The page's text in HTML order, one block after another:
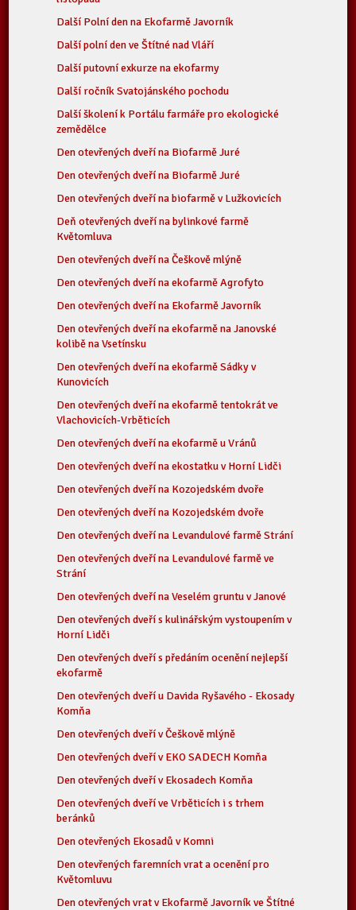
Další Polní den na Ekofarmě Javorník
Další polní den ve Štítné nad Vláří
Další putovní exkurze na ekofarmy
Další ročník Svatojánského pochodu
Další školení k Portálu farmáře pro ekologické
zemědělce
Den otevřených dveří na Biofarmě Juré
Den otevřených dveří na Biofarmě Juré
Den otevřených dveří na biofarmě v Lužkovicích
Deň otevřených dveří na bylinkové farmě
Květomluva
Den otevřených dveří na Češkově mlýně
Den otevřených dveří na ekofarmě Agrofyto
Den otevřených dveří na Ekofarmě Javorník
Den otevřených dveří na ekofarmě na Janovské
kolibě na Vsetínsku
Den otevřených dveří na ekofarmě Sádky v
Kunovicích
Den otevřených dveří na ekofarmě tentokrát ve
Vlachovicích-Vrběticích
Den otevřených dveří na ekofarmě u Vránů
Den otevřených dveří na ekostatku v Horní Lidči
Den otevřených dveří na Kozojedském dvoře
Den otevřených dveří na Kozojedském dvoře
Den otevřených dveří na Levandulové farmě Strání
Den otevřených dveří na Levandulové farmě ve
Strání
Den otevřených dveří na Veselém gruntu v Janové
Den otevřených dveří s kulinářským vystoupením v
Horní Lidči
Den otevřených dveří s předáním ocenění nejlepší
ekofarmě
Den otevřených dveří u Davida Ryšavého - Ekosady
Komňa
Den otevřených dveří v Češkově mlýně
Den otevřených dveří v EKO SADECH Komňa
Den otevřených dveří v Ekosadech Komňa
Den otevřených dveří ve Vrběticích i s trhem
beránků
Den otevřených Ekosadů v Komni
Den otevřených faremních vrat a ocenění pro
Květomluvu
Den otevřených vrat v Ekofarmě Javorník ve Štítné